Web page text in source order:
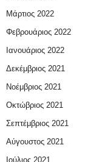
Μάρτιος 2022
Φεβρουάριος 2022
Ιανουάριος 2022
Δεκέμβριος 2021
Νοέμβριος 2021
Οκτώβριος 2021
Σεπτέμβριος 2021
Αύγουστος 2021
Ιούλιος 2021